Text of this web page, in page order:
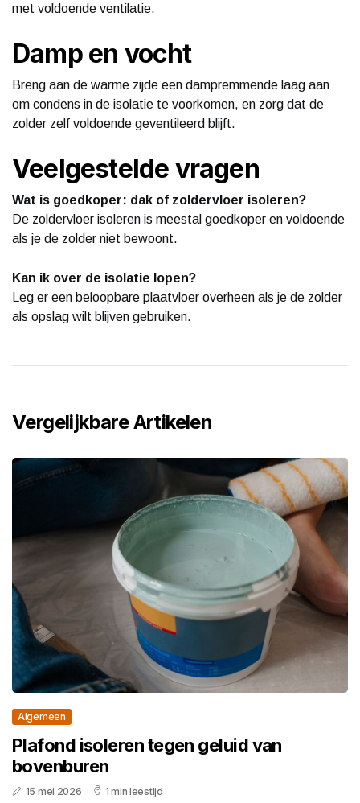
met voldoende ventilatie.
Damp en vocht
Breng aan de warme zijde een dampremmende laag aan
om condens in de isolatie te voorkomen, en zorg dat de
zolder zelf voldoende geventileerd blijft.
Veelgestelde vragen
Wat is goedkoper: dak of zoldervloer isoleren?
De zoldervloer isoleren is meestal goedkoper en voldoende
als je de zolder niet bewoont.
Kan ik over de isolatie lopen?
Leg er een beloopbare plaatvloer overheen als je de zolder
als opslag wilt blijven gebruiken.
Vergelijkbare Artikelen
Algemeen
Plafond isoleren tegen geluid van
bovenburen
15 mei 2026 1 min leestijd